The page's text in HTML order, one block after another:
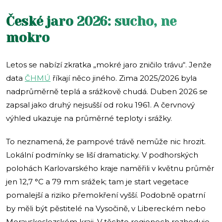
České jaro 2026: sucho, ne
mokro
Letos se nabízí zkratka „mokré jaro zničilo trávu“. Jenže
data ČHMÚ říkají něco jiného. Zima 2025/2026 byla
nadprůměrně teplá a srážkově chudá. Duben 2026 se
zapsal jako druhý nejsušší od roku 1961. A červnový
výhled ukazuje na průměrné teploty i srážky.
To neznamená, že pampové trávě nemůže nic hrozit.
Lokální podmínky se liší dramaticky. V podhorských
polohách Karlovarského kraje naměřili v květnu průměr
jen 12,7 °C a 79 mm srážek; tam je start vegetace
pomalejší a riziko přemokření vyšší. Podobně opatrní
by měli být pěstitelé na Vysočině, v Libereckém nebo